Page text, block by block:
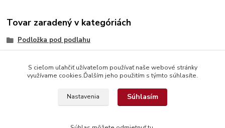
Tovar zaradený v kategóriách
Podložka pod podlahu
© Copyright 2026 www.interdekor.sk, všetky práva vyhradené
S cieľom uľahčiť užívateľom používať naše webové stránky
využívame cookies.Ďalším jeho použitím s týmto súhlasíte.
Nastavenia Súhlasím